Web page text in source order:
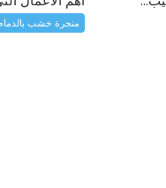
منجرة خشب بالدمام